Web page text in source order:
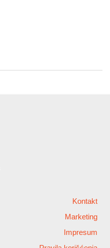
Kontakt
Marketing
Impresum